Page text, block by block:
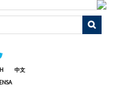
中文